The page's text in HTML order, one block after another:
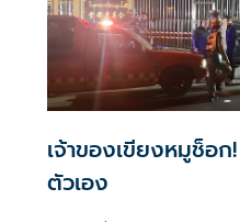
เจ้าของเขียงหมูช็อ
ตัวเอง